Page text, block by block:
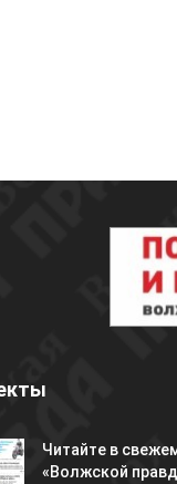
Читайте в
«Волжской